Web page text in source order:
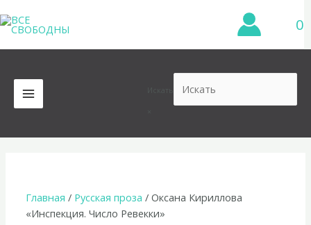
к
содержимому
0
MAIN
MENU
Главная / Русская проза / Оксана Кириллова
«Инспекция. Число Ревекки»